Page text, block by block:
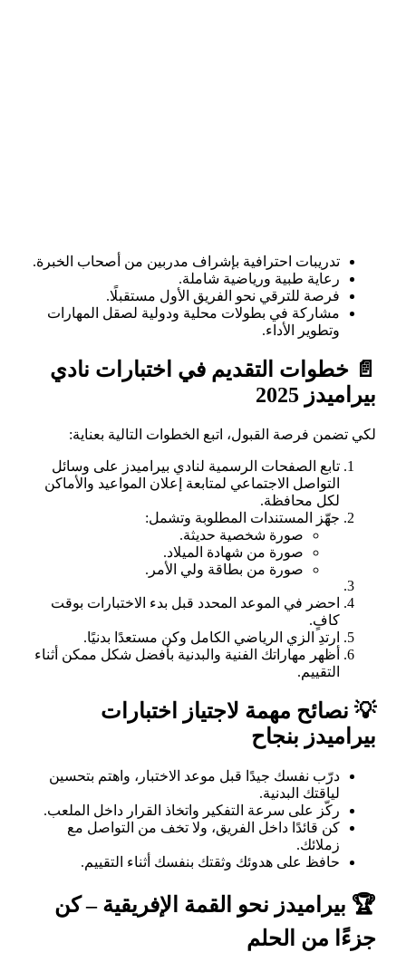
تدريبات احترافية بإشراف مدربين من أصحاب الخبرة.
رعاية طبية ورياضية شاملة.
فرصة للترقي نحو الفريق الأول مستقبلًا.
مشاركة في بطولات محلية ودولية لصقل المهارات
وتطوير الأداء.
📄 خطوات التقديم في اختبارات نادي
بيراميدز 2025
لكي تضمن فرصة القبول، اتبع الخطوات التالية بعناية:
تابع الصفحات الرسمية لنادي بيراميدز على وسائل
التواصل الاجتماعي لمتابعة إعلان المواعيد والأماكن
لكل محافظة.
جهّز المستندات المطلوبة وتشمل:
صورة شخصية حديثة.
صورة من شهادة الميلاد.
صورة من بطاقة ولي الأمر.
احضر في الموعد المحدد قبل بدء الاختبارات بوقت
كافٍ.
ارتدِ الزي الرياضي الكامل وكن مستعدًا بدنيًا.
أظهر مهاراتك الفنية والبدنية بأفضل شكل ممكن أثناء
التقييم.
💡 نصائح مهمة لاجتياز اختبارات
بيراميدز بنجاح
درّب نفسك جيدًا قبل موعد الاختبار، واهتم بتحسين
لياقتك البدنية.
ركّز على سرعة التفكير واتخاذ القرار داخل الملعب.
كن قائدًا داخل الفريق، ولا تخف من التواصل مع
زملائك.
حافظ على هدوئك وثقتك بنفسك أثناء التقييم.
🏆 بيراميدز نحو القمة الإفريقية – كن
جزءًا من الحلم